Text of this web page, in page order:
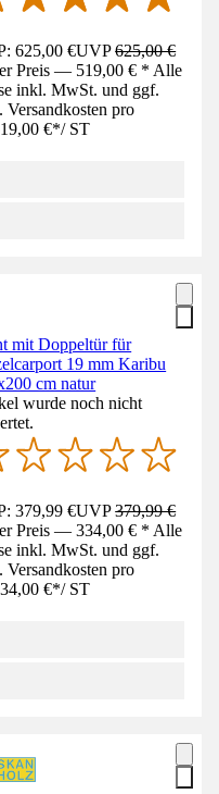
625,00 €UVP625,00 €
Preis — 519,00 € * Alle
inkl. MwSt. und ggf.
Versandkosten pro
€*/ ST
mit Doppeltür für
19 mm Karibu
cm natur
wurde noch nicht
379,99 €UVP379,99 €
Preis — 334,00 € * Alle
inkl. MwSt. und ggf.
Versandkosten pro
€*/ ST